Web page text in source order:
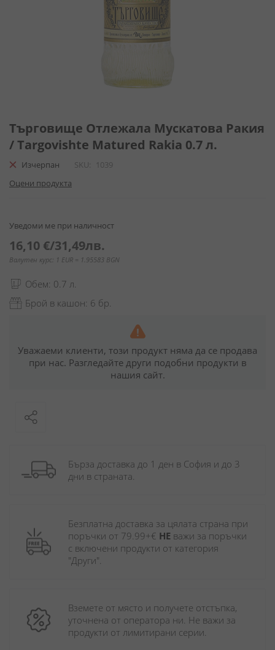
към
началото
на
галерия
снимки
Търговище Отлежала Мускатова Ракия
/ Targovishte Matured Rakia 0.7 л.
Изчерпан SKU
1039
Оцени продукта
Уведоми ме при наличност
16,10 €/31,49лв.
Валутен курс: 1 EUR = 1.95583 BGN
Обем: 0.7 л.
Брой в кашон: 6 бр.
Уважаеми клиенти, този продукт няма да се продава
при нас. Разгледайте други подобни продукти в
нашия сайт.
Бърза доставка до 1 ден в София и до 3
дни в страната.
Безплатна доставка за цялата страна при
поръчки от 79.99+€ НЕ важи за поръчки
с включени продукти от категория
"Други".
Вземете от място и получете отстъпка,
уточнена от оператора ни. Не важи за
продукти от лимитирани серии.